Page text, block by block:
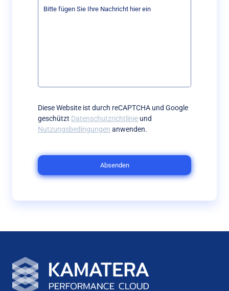
Diese Website ist durch reCAPTCHA und Google
geschützt Datenschutzrichtlinie und
Nutzungsbedingungen anwenden.
Absenden